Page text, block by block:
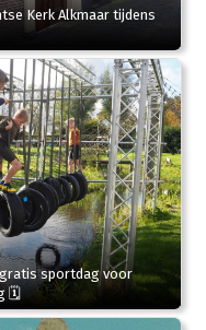
Kerk Alkmaar tijdens
gratis sportdag voor
🗓